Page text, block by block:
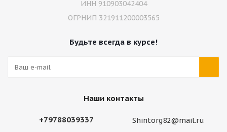
ИНН 910903042404
ОГРНИП 321911200003565
Будьте всегда в курсе!
Наши контакты
+79788039337 Shintorg82@mail.ru